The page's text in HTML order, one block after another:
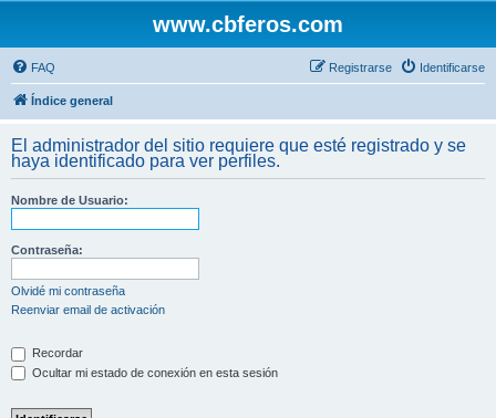
www.cbferos.com
FAQ Identificarse
Registrarse
Índice general
El administrador del sitio requiere que esté registrado y se
haya identificado para ver perfiles.
Nombre de Usuario:
Contraseña:
Olvidé mi contraseña
Reenviar email de activación
Recordar
Ocultar mi estado de conexión en esta sesión